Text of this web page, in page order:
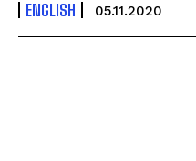
ENGLISH 05.11.2020